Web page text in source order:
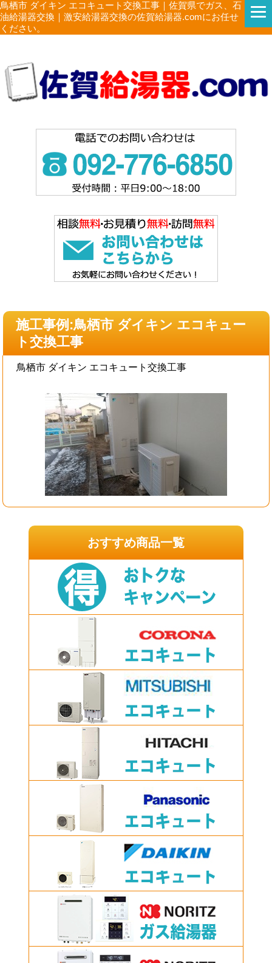
鳥栖市 ダイキン エコキュート交換工事｜佐賀県でガス、石
油給湯器交換｜激安給湯器交換の佐賀給湯器.comにお任せ
ください。
施工事例:鳥栖市 ダイキン エコキュー
ト交換工事
鳥栖市 ダイキン エコキュート交換工事
おすすめ商品一覧